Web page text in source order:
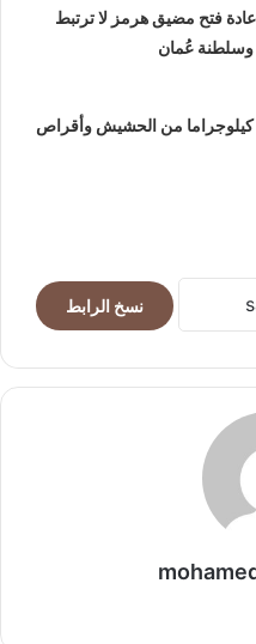
فتح مضيق هرمز لا ترتبط
وسلطنة عُمان
إحباط تهريب 16 كيلوجراما من الحشيش وأقراص
نسخ الرابط